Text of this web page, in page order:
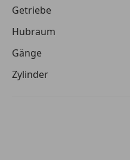
Getriebe
Hubraum
Gänge
Zylinder